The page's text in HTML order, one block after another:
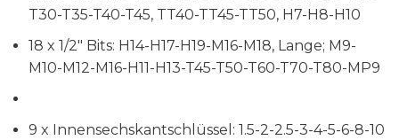
T30-T35-T40-T45, TT40-TT45-TT50, H7-H8-H10
18 x 1/2″ Bits: H14-H17-H19-M16-M18, Lange; M9-
M10-M12-M16-H11-H13-T45-T50-T60-T70-T80-MP9
9 x Innensechskantschlüssel: 1.5-2-2.5-3-4-5-6-8-10